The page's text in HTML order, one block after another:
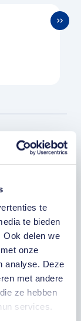
te
te bieden
Ook delen we
onze
analyse. Deze
met andere
ze hebben
services.